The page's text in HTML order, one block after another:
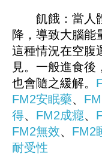
飢餓：當人體
降，導致大腦能
這種情況在空腹
見。一般進食後
也會隨之緩解。
FM2安眠藥、
得、 FM2成癮、
FM2無效、 FM2
耐受性